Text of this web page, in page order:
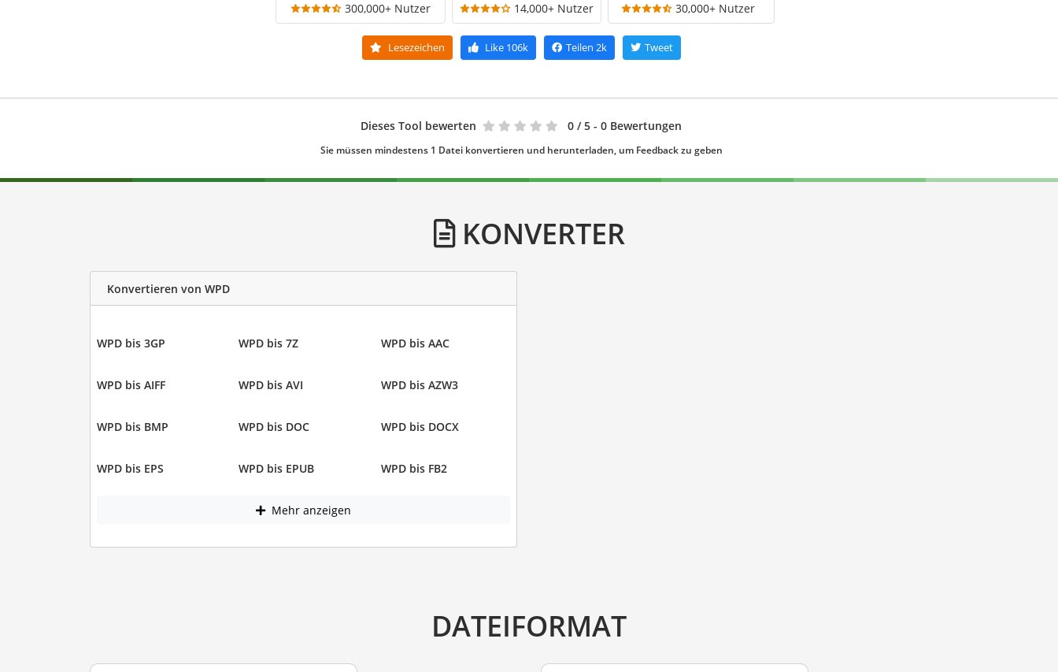
300,000+ Nutzer 14,000+ Nutzer 30,000+ Nutzer
Lesezeichen Like106k Teilen 2k Tweet
Dieses Tool bewerten 0 / 5 - 0 Bewertungen
Sie müssen mindestens 1 Datei konvertieren und herunterladen, um Feedback zu geben
KONVERTER
Konvertieren von WPD
WPD bis 3GP WPD bis 7Z WPD bis AAC
WPD bis AIFF WPD bis AVI WPD bis AZW3
WPD bis BMP WPD bis DOC WPD bis DOCX
WPD bis EPS WPD bis EPUB WPD bis FB2
Mehr anzeigen
DATEIFORMAT